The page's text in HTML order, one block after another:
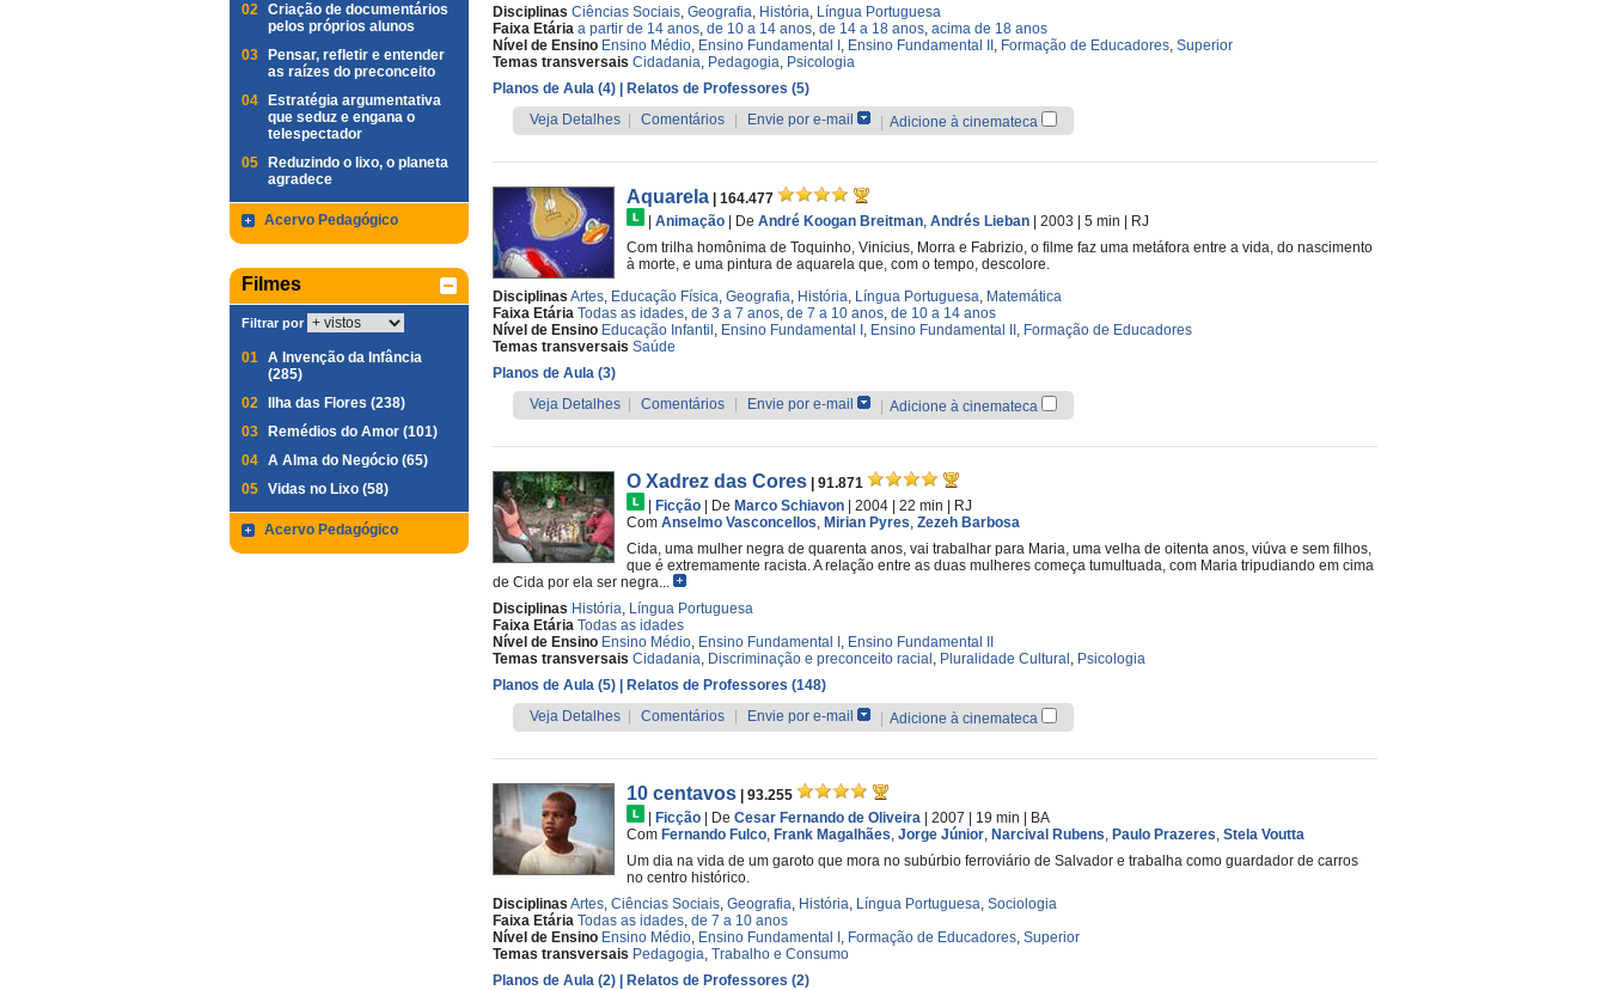
02 Criação de documentários
pelos próprios alunos
03
Pensar, refletir e entender
as raízes do preconceito
04
Estratégia argumentativa
que seduz e engana o
telespectador
05
Reduzindo o lixo, o planeta
agradece
Acervo Pedagógico
Filmes
Filtrar por
01 A Invenção da Infância
(285)
02
Ilha das Flores (238)
03
Remédios do Amor (101)
04 A Alma do Negócio (65)
05 Vidas no Lixo (58)
Acervo Pedagógico
Disciplinas Ciências Sociais, Geografia, História, Língua Portuguesa
Faixa Etária a partir de 14 anos, de 10 a 14 anos, de 14 a 18 anos, acima de 18 anos
Nível de Ensino Ensino Médio, Ensino Fundamental I , Ensino Fundamental II , Formação de Educadores, Superior
Temas transversais Cidadania, Pedagogia, Psicologia
Planos de Aula (4)
| Relatos de Professores (5)
Veja Detalhes
Comentários Envie por e-mail Adicione à cinemateca
Aquarela
| 164.477
Animação De André Koogan Breitman, Andrés Lieban | 2003 | 5 min
RJ
Com trilha homônima de Toquinho, Vinicius, Morra e Fabrizio, o filme faz uma metáfora entre a vida, do nascimento
à morte, e uma pintura de aquarela que, com o tempo, descolore.
Disciplinas Artes, Educação Física, Geografia, História, Língua Portuguesa, Matemática
Faixa Etária Todas as idades, de 3 a 7 anos, de 7 a 10 anos, de 10 a 14 anos
Nível de Ensino Educação Infantil , Ensino Fundamental I , Ensino Fundamental II , Formação de Educadores
Temas transversais Saúde
Planos de Aula (3)
Veja Detalhes
Comentários Envie por e-mail Adicione à cinemateca
O Xadrez das Cores
| 91.871
Ficção De Marco Schiavon | 2004 | 22 min
RJ
Com Anselmo Vasconcellos, Mirian Pyres, Zezeh Barbosa
Cida, uma mulher negra de quarenta anos, vai trabalhar para Maria, uma velha de oitenta anos, viúva e sem filhos,
que é extremamente racista. A relação entre as duas mulheres começa tumultuada, com Maria tripudiando em cima
de Cida por ela ser negra...
Disciplinas História, Língua Portuguesa
Faixa Etária Todas as idades
Nível de Ensino Ensino Médio, Ensino Fundamental I , Ensino Fundamental II
Temas transversais Cidadania, Discriminação e preconceito racial , Pluralidade Cultural , Psicologia
Planos de Aula (5)
| Relatos de Professores (148)
Veja Detalhes
Comentários Envie por e-mail Adicione à cinemateca
10 centavos
| 93.255
Ficção De Cesar Fernando de Oliveira | 2007 | 19 min
BA
Com Fernando Fulco, Frank Magalhães, Jorge Júnior, Narcival Rubens, Paulo Prazeres, Stela Voutta
Um dia na vida de um garoto que mora no subúrbio ferroviário de Salvador e trabalha como guardador de carros
no centro histórico.
Disciplinas Artes, Ciências Sociais, Geografia, História, Língua Portuguesa, Sociologia
Faixa Etária Todas as idades, de 7 a 10 anos
Nível de Ensino Ensino Médio, Ensino Fundamental I , Formação de Educadores, Superior
Temas transversais Pedagogia, Trabalho e Consumo
Planos de Aula (2)
| Relatos de Professores (2)